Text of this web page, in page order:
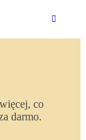
co
darmo.